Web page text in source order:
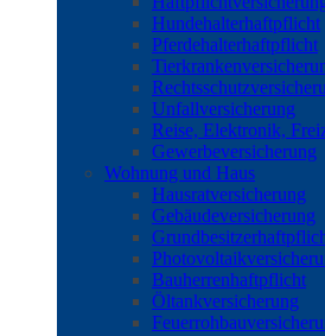
Hundehalterhaftpflicht
Pferdehalterhaftpflicht
Unfallversicherung
Reise, Elektronik,
Gewerbeversicherung
Wohnung und Haus
Hausratversicherung
Gebäudeversicherung
Bauherrenhaftpflicht
Öltankversicherung